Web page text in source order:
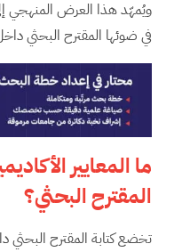
ويُمهّد هذا العرض المنهجي إلى
في ضوئها المقترح البحثي
ما المعايير
المقترح البحثي؟
تخضع كتابة المقترح البحثي